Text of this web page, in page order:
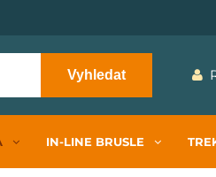
Vyhledat
IN-LINE BRUSLE